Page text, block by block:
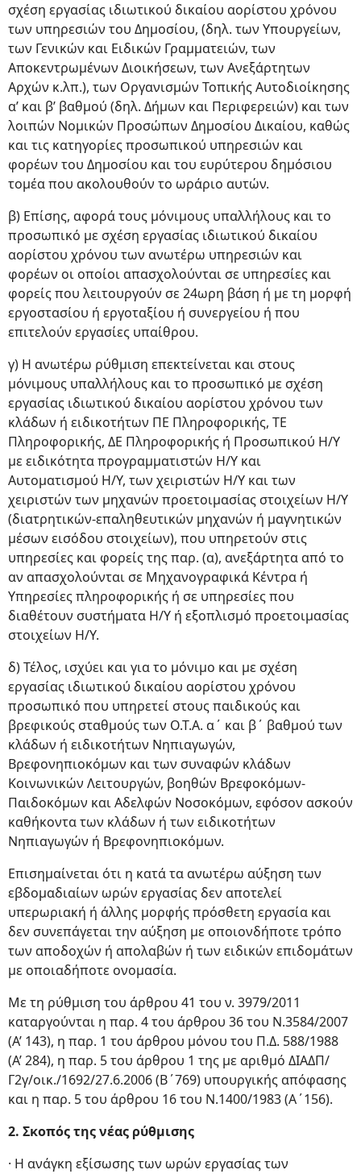
σχέση εργασίας ιδιωτικού δικαίου αορίστου χρόνου
των υπηρεσιών του Δημοσίου, (δηλ. των Υπουργείων,
των Γενικών και Ειδικών Γραμματειών, των
Αποκεντρωμένων Διοικήσεων, των Ανεξάρτητων
Αρχών κ.λπ.), των Οργανισμών Τοπικής Αυτοδιοίκησης
α’ και β’ βαθμού (δηλ. Δήμων και Περιφερειών) και των
λοιπών Νομικών Προσώπων Δημοσίου Δικαίου, καθώς
και τις κατηγορίες προσωπικού υπηρεσιών και
φορέων του Δημοσίου και του ευρύτερου δημόσιου
τομέα που ακολουθούν το ωράριο αυτών.
β) Επίσης, αφορά τους μόνιμους υπαλλήλους και το
προσωπικό με σχέση εργασίας ιδιωτικού δικαίου
αορίστου χρόνου των ανωτέρω υπηρεσιών και
φορέων οι οποίοι απασχολούνται σε υπηρεσίες και
φορείς που λειτουργούν σε 24ωρη βάση ή με τη μορφή
εργοστασίου ή εργοταξίου ή συνεργείου ή που
επιτελούν εργασίες υπαίθρου.
γ) Η ανωτέρω ρύθμιση επεκτείνεται και στους
μόνιμους υπαλλήλους και το προσωπικό με σχέση
εργασίας ιδιωτικού δικαίου αορίστου χρόνου των
κλάδων ή ειδικοτήτων ΠΕ Πληροφορικής, ΤΕ
Πληροφορικής, ΔΕ Πληροφορικής ή Προσωπικού Η/Υ
με ειδικότητα προγραμματιστών Η/Υ και
Αυτοματισμού Η/Υ, των χειριστών Η/Υ και των
χειριστών των μηχανών προετοιμασίας στοιχείων Η/Υ
(διατρητικών-επαληθευτικών μηχανών ή μαγνητικών
μέσων εισόδου στοιχείων), που υπηρετούν στις
υπηρεσίες και φορείς της παρ. (α), ανεξάρτητα από το
αν απασχολούνται σε Μηχανογραφικά Κέντρα ή
Υπηρεσίες πληροφορικής ή σε υπηρεσίες που
διαθέτουν συστήματα Η/Υ ή εξοπλισμό προετοιμασίας
στοιχείων Η/Υ.
δ) Τέλος, ισχύει και για το μόνιμο και με σχέση
εργασίας ιδιωτικού δικαίου αορίστου χρόνου
προσωπικό που υπηρετεί στους παιδικούς και
βρεφικούς σταθμούς των Ο.Τ.Α. α΄ και β΄ βαθμού των
κλάδων ή ειδικοτήτων Νηπιαγωγών,
Βρεφονηπιοκόμων και των συναφών κλάδων
Κοινωνικών Λειτουργών, βοηθών Βρεφοκόμων-
Παιδοκόμων και Αδελφών Νοσοκόμων, εφόσον ασκούν
καθήκοντα των κλάδων ή των ειδικοτήτων
Νηπιαγωγών ή Βρεφονηπιοκόμων.
Επισημαίνεται ότι η κατά τα ανωτέρω αύξηση των
εβδομαδιαίων ωρών εργασίας δεν αποτελεί
υπερωριακή ή άλλης μορφής πρόσθετη εργασία και
δεν συνεπάγεται την αύξηση με οποιονδήποτε τρόπο
των αποδοχών ή απολαβών ή των ειδικών επιδομάτων
με οποιαδήποτε ονομασία.
Με τη ρύθμιση του άρθρου 41 του ν. 3979/2011
καταργούνται η παρ. 4 του άρθρου 36 του Ν.3584/2007
(Α’ 143), η παρ. 1 του άρθρου μόνου του Π.Δ. 588/1988
(Α’ 284), η παρ. 5 του άρθρου 1 της με αριθμό ΔΙΑΔΠ/
Γ2γ/οικ./1692/27.6.2006 (Β΄769) υπουργικής απόφασης
και η παρ. 5 του άρθρου 16 του Ν.1400/1983 (Α΄156).
2. Σκοπός της νέας ρύθμισης
· Η ανάγκη εξίσωσης των ωρών εργασίας των